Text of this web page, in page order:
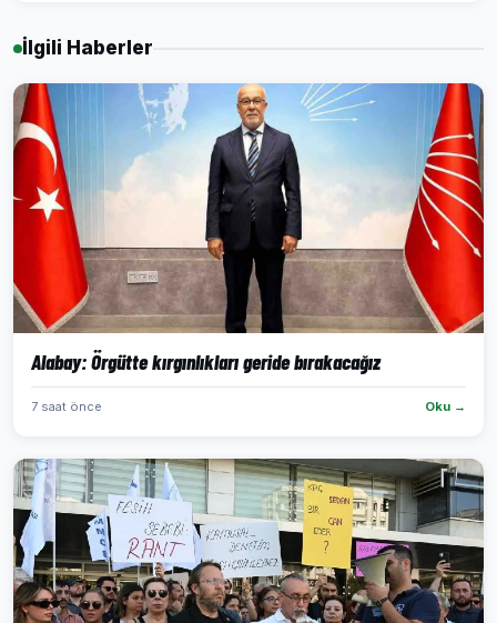
İlgili Haberler
Alabay: Örgütte kırgınlıkları geride bırakacağız
7 saat önce Oku →